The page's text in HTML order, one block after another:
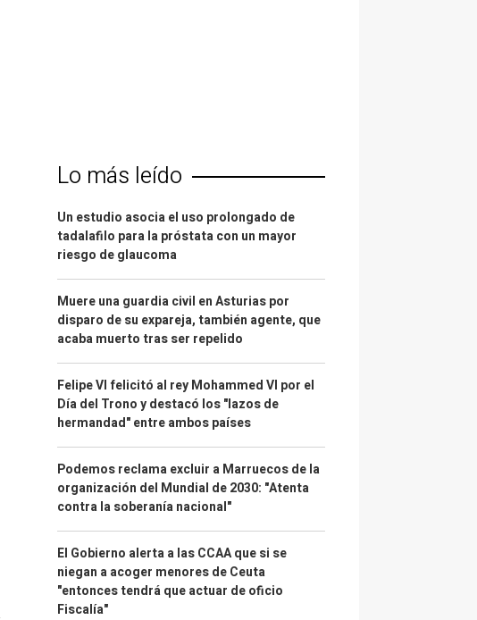
Lo más leído
Un estudio asocia el uso prolongado de
tadalafilo para la próstata con un mayor
riesgo de glaucoma
Muere una guardia civil en Asturias por
disparo de su expareja, también agente, que
acaba muerto tras ser repelido
Felipe VI felicitó al rey Mohammed VI por el
Día del Trono y destacó los "lazos de
hermandad" entre ambos países
Podemos reclama excluir a Marruecos de la
organización del Mundial de 2030: "Atenta
contra la soberanía nacional"
El Gobierno alerta a las CCAA que si se
niegan a acoger menores de Ceuta
"entonces tendrá que actuar de oficio
Fiscalía"